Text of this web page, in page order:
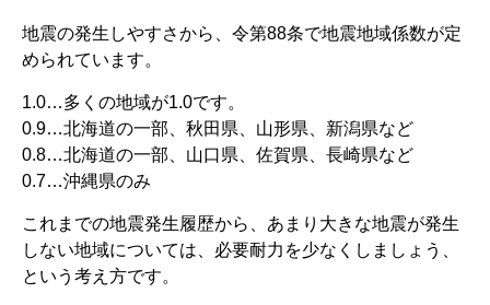
地震の発生しやすさから、令第88条で地震地域係数が定
められています。
1.0…多くの地域が1.0です。
0.9…北海道の一部、秋田県、山形県、新潟県など
0.8…北海道の一部、山口県、佐賀県、長崎県など
0.7…沖縄県のみ
これまでの地震発生履歴から、あまり大きな地震が発生
しない地域については、必要耐力を少なくしましょう、
という考え方です。